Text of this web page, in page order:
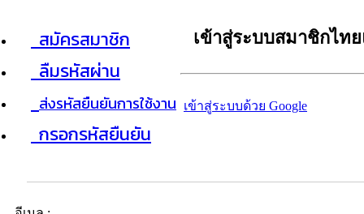
สมัครสมาชิก
ลืมรหัสผ่าน
ส่งรหัสยืนยันการใช้งาน
กรอกรหัสยืนยัน
เข้าสู่ระบบสมาชิกไท
เข้าสู่ระบบด้วย Google